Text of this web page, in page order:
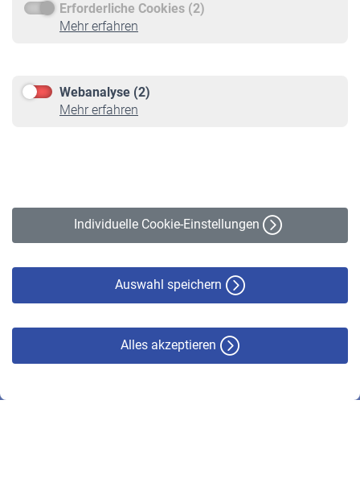
Erforderliche Cookies (2)
Mehr erfahren
Webanalyse (2)
Mehr erfahren
Individuelle Cookie-Einstellungen
Auswahl speichern
Alles akzeptieren
Service
Informationen
Online-Rechner
VBLnewsletter
Erklärung zur Barrierefreiheit
© VBL 2026